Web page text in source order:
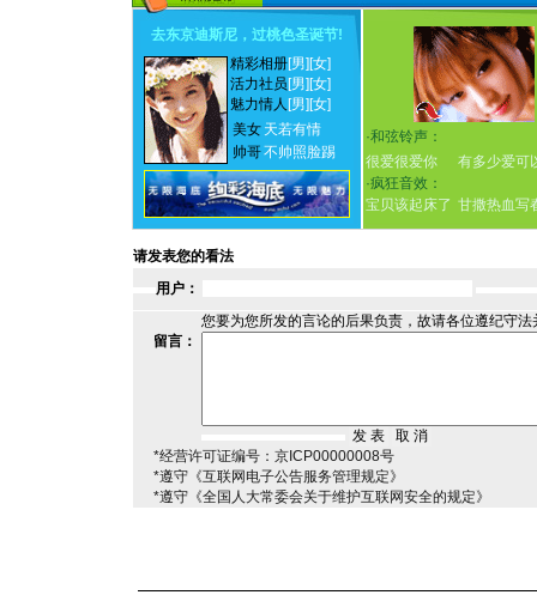
去东京迪斯尼，过桃色圣诞节!
精彩相册[男] [女]
活力社员 [男] [女]
魅力情人 [男] [女]
美女 天若有情
帅哥不帅照脸踢
·和弦铃声：
很爱很爱你
有多少爱可
·疯狂音效：
宝贝该起床了 甘撒热血写
请发表您的看法
用户：
您要为您所发的言论的后果负责，故请各位遵纪守
留言：
*经营许可证编号：京ICP00000008号
*遵守《互联网电子公告服务管理规定》
*遵守《全国人大常委会关于维护互联网安全的规定》